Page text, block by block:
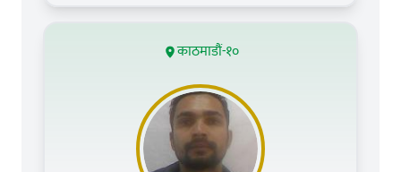
काठमाडौं-१०